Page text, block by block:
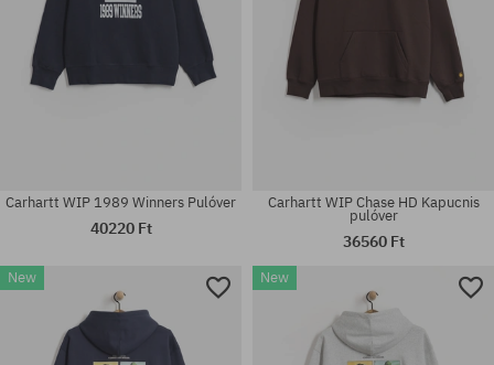
Elérhető méretek:
Elérhető méretek:
Carhartt WIP 1989 Winners Pulóver
40220 Ft
Carhartt WIP Chase HD Kapucnis
pulóver
36560 Ft
New New